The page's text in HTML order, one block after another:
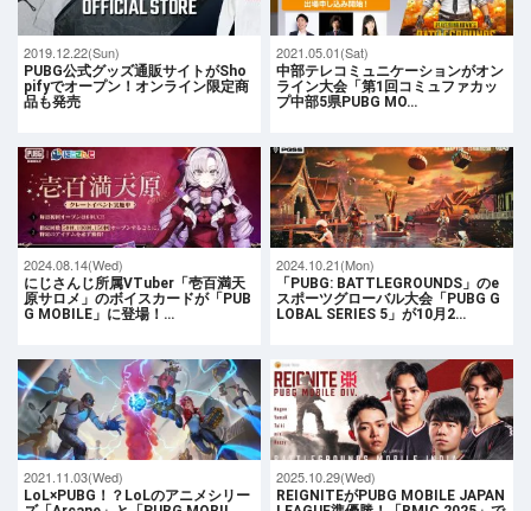
2019.12.22(Sun)
PUBG公式グッズ通販サイトがSho
pifyでオープン！オンライン限定商
品も発売
2021.05.01(Sat)
中部テレコミュニケーションがオン
ライン大会「第1回コミュファカッ
プ中部5県PUBG MO…
2024.08.14(Wed)
にじさんじ所属VTuber「壱百満天
原サロメ」のボイスカードが「PUB
G MOBILE」に登場！…
2024.10.21(Mon)
「PUBG: BATTLEGROUNDS」のe
スポーツグローバル大会「PUBG G
LOBAL SERIES 5」が10月2…
2021.11.03(Wed)
LoL×PUBG！？LoLのアニメシリー
2025.10.29(Wed)
REIGNITEがPUBG MOBILE JAPAN